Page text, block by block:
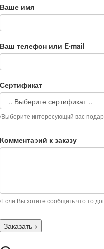
Ваше имя
Ваш телефон или E-mail
Сертификат
/Выберите интересующий вас
Комментарий к заказу
/Если Вы хотите сообщить что то
Заказать >